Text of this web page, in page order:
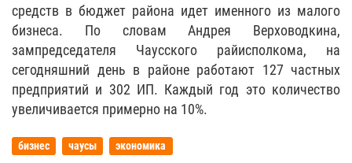
средств в бюджет района идет именного из малого
бизнеса. По словам Андрея Верховодкина,
зампредседателя Чаусского райисполкома, на
сегодняшний день в районе работают 127 частных
предприятий и 302 ИП. Каждый год это количество
увеличивается примерно на 10%.
бизнес чаусы экономика